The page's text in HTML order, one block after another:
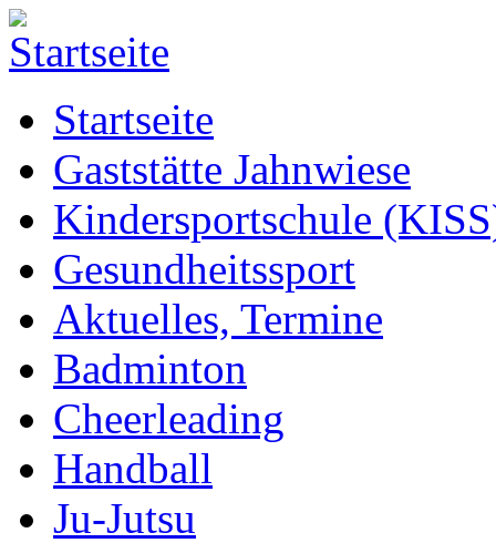
Startseite
Gaststätte Jahnwiese
Kindersportschule
Gesundheitssport
Aktuelles, Termine
Badminton
Cheerleading
Handball
Ju-Jutsu